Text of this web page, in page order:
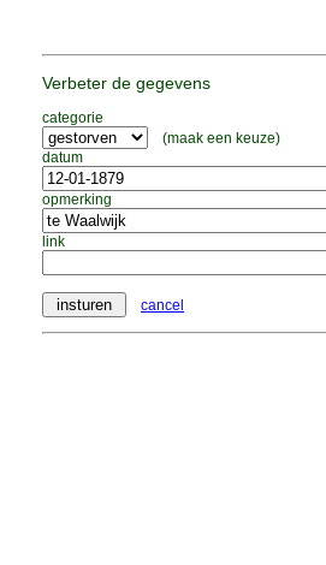
Verbeter de gegevens
categorie
(maak een keuze)
datum
opmerking
link
cancel